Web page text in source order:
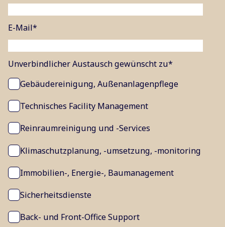
E-Mail*
Unverbindlicher Austausch gewünscht zu*
Gebäudereinigung, Außenanlagenpflege
Technisches Facility Management
Reinraumreinigung und -Services
Klimaschutzplanung, -umsetzung, -monitoring
Immobilien-, Energie-, Baumanagement
Sicherheitsdienste
Back- und Front-Office Support